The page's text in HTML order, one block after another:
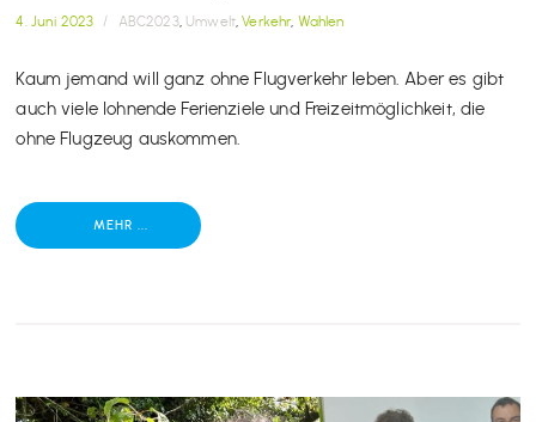
4. Juni 2023 / ABC2023, Umwelt,Verkehr, Wahlen
Kaum jemand will ganz ohne Flugverkehr leben. Aber es gibt
auch viele lohnende Ferienziele und Freizeitmöglichkeit, die
ohne Flugzeug auskommen.
MEHR ...